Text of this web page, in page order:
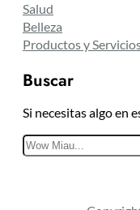
Salud
Belleza
Productos y
Buscar
Si necesitas algo en